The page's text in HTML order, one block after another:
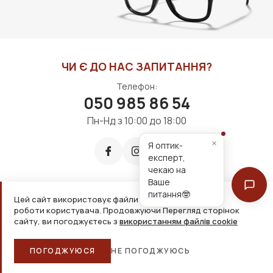
Головна Каталог
Цей сайт використовує файли cookie для зручнішої
роботи користувача. Продовжуючи Перегляд сторінок
сайту, ви погоджуєтесь з використанням файлів cookie
ПОГОДЖУЮСЯ НЕ ПОГОДЖУЮСЬ
ЧИ Є ДО НАС ЗАПИТАННЯ?
Телефон:
050 985 86 54
Пн-Нд з 10:00 до 18:00
2026, ТОВ «Дім оптики» Усі права захищені
Приймаємо до оплати:
Я оптик-
експерт,
чекаю на
Ваше
питання🤓
×